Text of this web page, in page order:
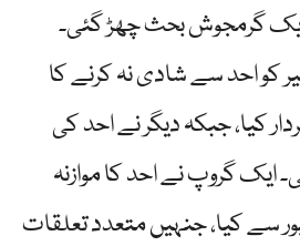
گرمجوش بحث چھڑ گئی۔
کو احد سے شادی نہ کرنے کا
کیا، جبکہ دیگر نے احد کی
ایک گروپ نے احد کا موازنہ
کپور سے کیا، جنہیں متعدد تعلقات